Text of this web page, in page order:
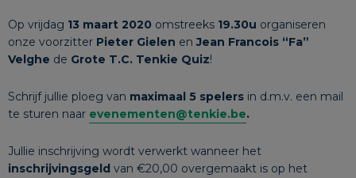
Op vrijdag 13 maart 2020 omstreeks 19.30u organiseren
onze voorzitter Pieter Gielen enJean Francois “Fa”
Velghe de Grote T.C. Tenkie Quiz!
Schrijf jullie ploeg van maximaal 5 spelers in d.m.v. een mail
te sturen naar evenementen@tenkie.be.
Jullie inschrijving wordt verwerkt wanneer het
inschrijvingsgeld van €20,00 overgemaakt is op het